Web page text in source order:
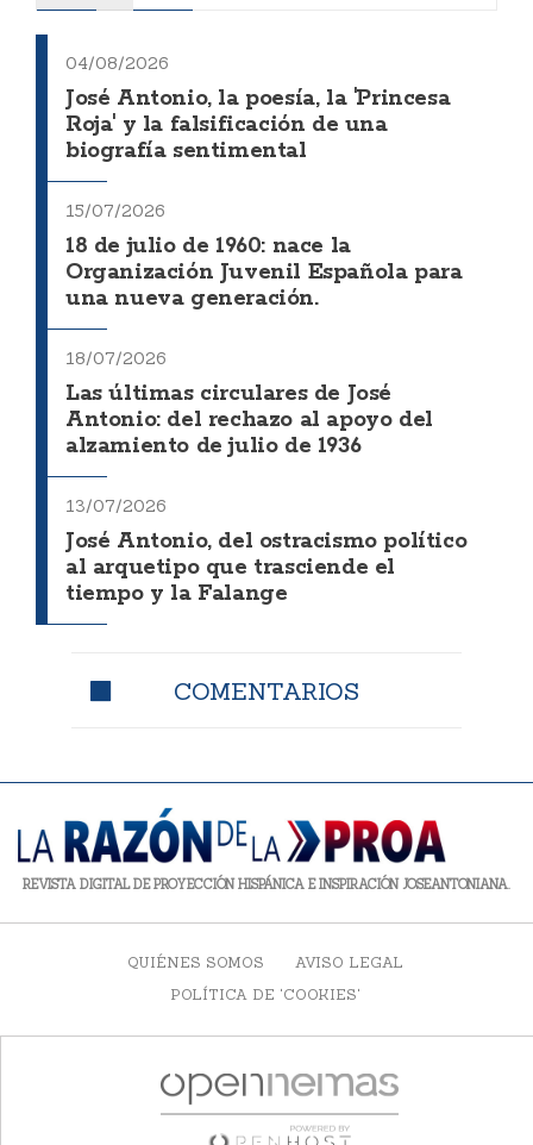
04/08/2026
José Antonio, la poesía, la 'Princesa
Roja' y la falsificación de una
biografía sentimental
15/07/2026
18 de julio de 1960: nace la
Organización Juvenil Española para
una nueva generación.
18/07/2026
Las últimas circulares de José
Antonio: del rechazo al apoyo del
alzamiento de julio de 1936
13/07/2026
José Antonio, del ostracismo político
al arquetipo que trasciende el
tiempo y la Falange
COMENTARIOS
REVISTA DIGITAL DE PROYECCIÓN HISPÁNICA E INSPIRACIÓN JOSEANTONIANA.
QUIÉNES SOMOS
AVISO LEGAL
POLÍTICA DE 'COOKIES'